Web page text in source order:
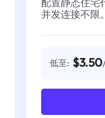
并发连接不限。
低至: $3.50